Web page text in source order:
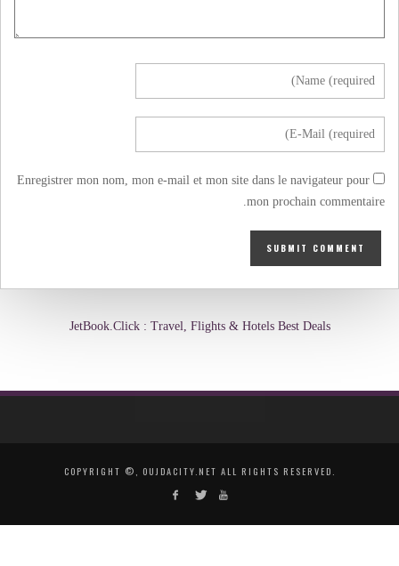
Enregistrer mon nom, mon e-mail et mon site dans le navigateur pour
mon prochain commentaire.
JetBook.Click : Travel, Flights & Hotels Best Deals
COPYRIGHT ©, OUJDACITY.NET ALL RIGHTS RESERVED.